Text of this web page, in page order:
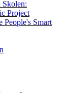
Project
People's Smart